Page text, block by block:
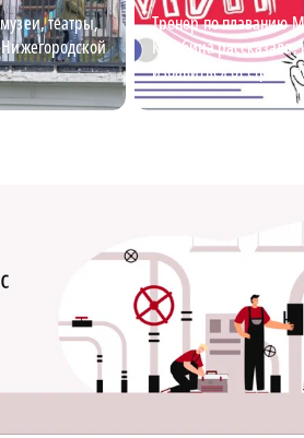
театры,
Тренер по плаванию
Кулябина рассказала,
избавиться от страха